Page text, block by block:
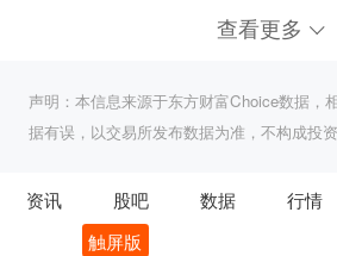
查看更多
声明：本信息来源于东方财富Choice数据，
据有误，以交易所发布数据为准，不构成投资
资讯 股吧 数据 行情
触屏版